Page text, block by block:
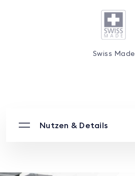
Swiss Made
Nutzen & Details